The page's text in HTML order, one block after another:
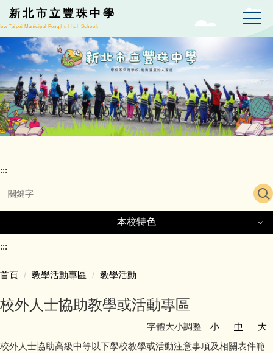
跳
到
主
要
容
區
新北市立豐珠中學
Taipei Municipal Fongjhu High School.
:::
本校特色
:::
首頁 教學活動專區 教學活動
校外人士協助教學或活動專區
字體大小調整 小 中
大
校外人士協助高級中等以下學校教學或活動注意事項及相關表件範